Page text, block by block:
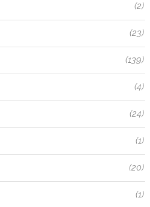
(2)
(23)
(139)
(4)
(24)
(1)
(20)
(1)